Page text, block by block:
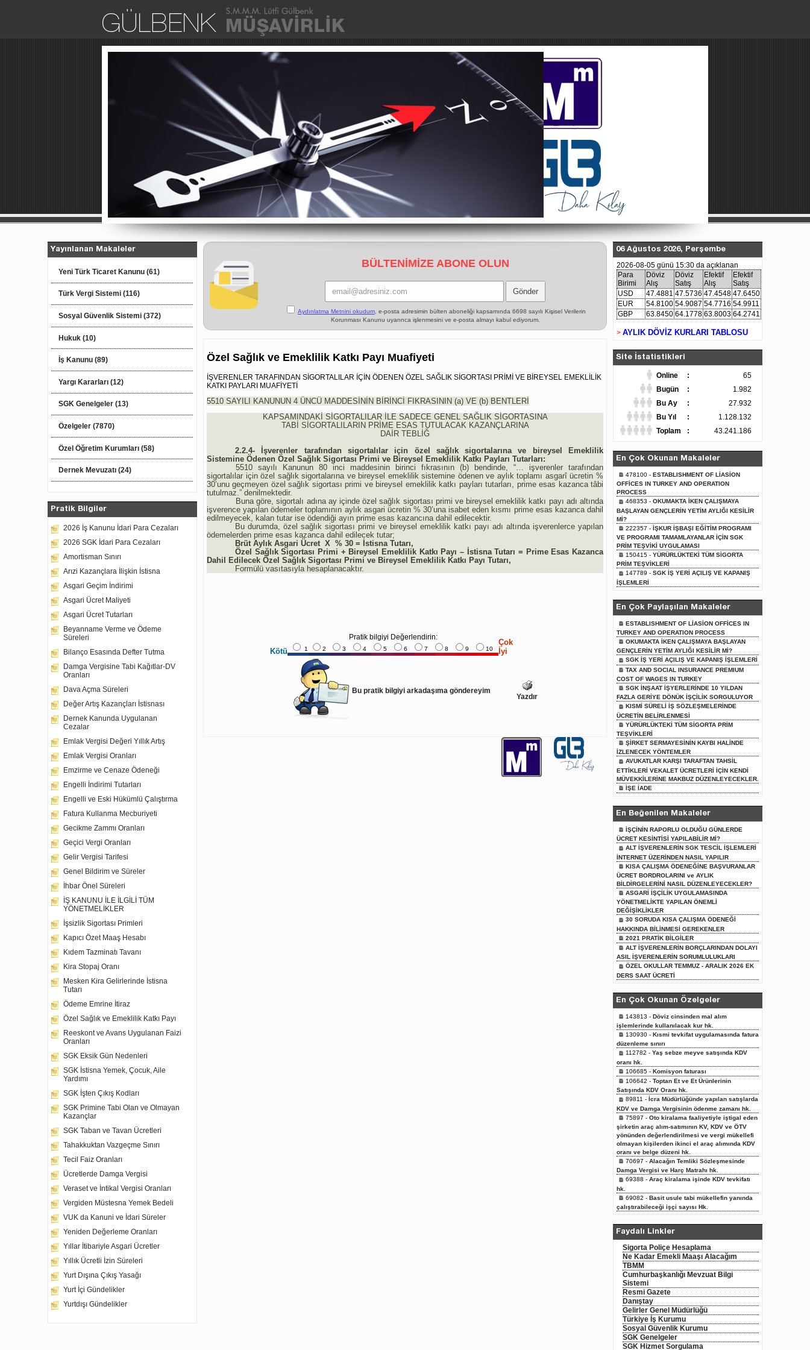
Ana Sayfa Kurumsal Fotoğraflar İletişim
Yayınlanan Makaleler
Yeni Türk Ticaret Kanunu (61)
Türk Vergi Sistemi (116)
Sosyal Güvenlik Sistemi (372)
Hukuk (10)
İş Kanunu (89)
Yargı Kararları (12)
SGK Genelgeler (13)
Özelgeler (7870)
Özel Öğretim Kurumları (58)
Dernek Mevuzatı (24)
Pratik Bilgiler
2026 İş Kanunu İdari Para Cezaları
2026 SGK İdari Para Cezaları
Amortisman Sınırı
Arızi Kazançlara İlişkin İstisna
Asgari Geçim İndirimi
Asgari Ücret Maliyeti
Asgari Ücret Tutarları
Beyanname Verme ve Ödeme
Süreleri
Bilanço Esasında Defter Tutma
Damga Vergisine Tabi Kağıtlar-DV
Oranları
Dava Açma Süreleri
Değer Artış Kazançları İstisnası
Dernek Kanunda Uygulanan
Cezalar
Emlak Vergisi Değeri Yıllık Artış
Emlak Vergisi Oranları
Emzirme ve Cenaze Ödeneği
Engelli İndirimi Tutarları
Engelli ve Eski Hükümlü Çalıştırma
Fatura Kullanma Mecburiyeti
Gecikme Zammı Oranları
Geçici Vergi Oranları
Gelir Vergisi Tarifesi
Genel Bildirim ve Süreler
İhbar Önel Süreleri
İŞ KANUNU İLE İLGİLİ TÜM
YÖNETMELİKLER
İşsizlik Sigortası Primleri
Kapıcı Özet Maaş Hesabı
Kıdem Tazminatı Tavanı
Kira Stopaj Oranı
Mesken Kira Gelirlerinde İstisna
Tutarı
Ödeme Emrine İtiraz
Özel Sağlık ve Emeklilik Katkı Payı
Reeskont ve Avans Uygulanan Faizi
Oranları
SGK Eksik Gün Nedenleri
SGK İstisna Yemek, Çocuk, Aile
Yardımı
SGK İşten Çıkış Kodları
SGK Primine Tabi Olan ve Olmayan
Kazançlar
SGK Taban ve Tavan Ücretleri
Tahakkuktan Vazgeçme Sınırı
Tecil Faiz Oranları
Ücretlerde Damga Vergisi
Veraset ve İntikal Vergisi Oranları
Vergiden Müstesna Yemek Bedeli
VUK da Kanuni ve İdari Süreler
Yeniden Değerleme Oranları
Yıllar İtibariyle Asgari Ücretler
Yıllık Ücretli İzin Süreleri
Yurt Dışına Çıkış Yasağı
Yurt İçi Gündelikler
Yurtdışı Gündelikler
BÜLTENİMİZE ABONE OLUN
Aydınlatma Metnini okudum, e-posta adresimin bülten aboneliği kapsamında 6698 sayılı Kişisel Verilerin
Korunması Kanunu uyarınca işlenmesini ve e-posta almayı kabul ediyorum.
Özel Sağlık ve Emeklilik Katkı Payı Muafiyeti
İŞVERENLER TARAFINDAN SİGORTALILAR İÇİN ÖDENEN ÖZEL SAĞLIK SİGORTASI PRİMİ VE BİREYSEL EMEKLİLİK
KATKI PAYLARI MUAFİYETİ
5510 SAYILI KANUNUN 4 ÜNCÜ MADDESİNİN BİRİNCİ FIKRASININ (a) VE (b) BENTLERİ
KAPSAMINDAKİ SİGORTALILAR İLE SADECE GENEL SAĞLIK SİGORTASINA
TABİ SİGORTALILARIN PRİME ESAS TUTULACAK KAZANÇLARINA
DAİR TEBLİĞ
2.2.4- İşverenler tarafından sigortalılar için özel sağlık sigortalarına ve bireysel Emeklilik
Sistemine Ödenen Özel Sağlık Sigortası Primi ve Bireysel Emeklilik Katkı Payları Tutarları:
5510 sayılı Kanunun 80 inci maddesinin birinci fıkrasının (b) bendinde, “… işverenler tarafından
sigortalılar için özel sağlık sigortalarına ve bireysel emeklilik sistemine ödenen ve aylık toplamı asgarî ücretin %
30’unu geçmeyen özel sağlık sigortası primi ve bireysel emeklilik katkı payları tutarları, prime esas kazanca tâbi
tutulmaz.” denilmektedir.
Buna göre, sigortalı adına ay içinde özel sağlık sigortası primi ve bireysel emeklilik katkı payı adı altında
işverence yapılan ödemeler toplamının aylık asgari ücretin % 30’una isabet eden kısmı prime esas kazanca dahil
edilmeyecek, kalan tutar ise ödendiği ayın prime esas kazancına dahil edilecektir.
Bu durumda, özel sağlık sigortası primi ve bireysel emeklilik katkı payı adı altında işverenlerce yapılan
ödemelerden prime esas kazanca dahil edilecek tutar;
Brüt Aylık Asgari Ücret X % 30 = İstisna Tutarı,
Özel Sağlık Sigortası Primi + Bireysel Emeklilik Katkı Payı – İstisna Tutarı = Prime Esas Kazanca
Dahil Edilecek Özel Sağlık Sigortası Primi ve Bireysel Emeklilik Katkı Payı Tutarı,
Formülü vasıtasıyla hesaplanacaktır.
Kötü
Pratik bilgiyi Değerlendirin:
1 2 3 4 5 6 7 8 9 10
Çok
İyi
Bu pratik bilgiyi arkadaşıma göndereyim
Yazdır
06 Ağustos 2026, Perşembe
2026-08-05 günü 15:30 da açıklanan
Para
Birimi
Döviz
Alış
Döviz
Satış
Efektif
Alış
Efektif
Satış
USD
47.4881 47.5736 47.4548 47.6450
EUR
54.8100 54.9087 54.7716 54.9911
GBP
63.8450 64.1778 63.8003 64.2741
> AYLIK DÖVİZ KURLARI TABLOSU
Site İstatistikleri
Online :
65
Bugün
:
1.982
Bu Ay
:
27.932
Bu Yıl
:
1.128.132
Toplam
: 43.241.186
En Çok Okunan Makaleler
478100 - ESTABLISHMENT OF LİASİON
OFFİCES IN TURKEY AND OPERATION
PROCESS
468353 - OKUMAKTA İKEN ÇALIŞMAYA
BAŞLAYAN GENÇLERİN YETİM AYLIĞI KESİLİR
Mİ?
222357 - İŞKUR İŞBAŞI EĞİTİM PROGRAMI
VE PROGRAMI TAMAMLAYANLAR İÇİN SGK
PRİM TEŞVİKİ UYGULAMASI
150415 - YÜRÜRLÜKTEKİ TÜM SİGORTA
PRİM TEŞVİKLERİ
147789 - SGK İŞ YERİ AÇILIŞ VE KAPANIŞ
İŞLEMLERİ
En Çok Paylaşılan Makaleler
ESTABLISHMENT OF LİASİON OFFİCES IN
TURKEY AND OPERATION PROCESS
OKUMAKTA İKEN ÇALIŞMAYA BAŞLAYAN
GENÇLERİN YETİM AYLIĞI KESİLİR Mİ?
SGK İŞ YERİ AÇILIŞ VE KAPANIŞ İŞLEMLERİ
TAX AND SOCIAL INSURANCE PREMIUM
COST OF WAGES IN TURKEY
SGK İNŞAAT İŞYERLERİNDE 10 YILDAN
FAZLA GERİYE DÖNÜK İŞÇİLİK SORGULUYOR
KISMİ SÜRELİ İŞ SÖZLEŞMELERİNDE
ÜCRETİN BELİRLENMESİ
YÜRÜRLÜKTEKİ TÜM SİGORTA PRİM
TEŞVİKLERİ
ŞİRKET SERMAYESİNİN KAYBI HALİNDE
İZLENECEK YÖNTEMLER
AVUKATLAR KARŞI TARAFTAN TAHSİL
ETTİKLERİ VEKALET ÜCRETLERİ İÇİN KENDİ
MÜVEKKİLERİNE MAKBUZ DÜZENLEYECEKLER.
İŞE İADE
En Beğenilen Makaleler
İŞÇİNİN RAPORLU OLDUĞU GÜNLERDE
ÜCRET KESİNTİSİ YAPILABİLİR Mİ?
ALT İŞVERENLERİN SGK TESCİL İŞLEMLERİ
İNTERNET ÜZERİNDEN NASIL YAPILIR
KISA ÇALIŞMA ÖDENEĞİNE BAŞVURANLAR
ÜCRET BORDROLARINI ve AYLIK
BİLDİRGELERİNİ NASIL DÜZENLEYECEKLER?
ASGARİ İŞÇİLİK UYGULAMASINDA
YÖNETMELİKTE YAPILAN ÖNEMLİ
DEĞİŞİKLİKLER
30 SORUDA KISA ÇALIŞMA ÖDENEĞİ
HAKKINDA BİLİNMESİ GEREKENLER
2021 PRATİK BİLGİLER
ALT İŞVERENLERİN BORÇLARINDAN DOLAYI
ASIL İŞVERENLERİN SORUMLULUKLARI
ÖZEL OKULLAR TEMMUZ - ARALIK 2026 EK
DERS SAAT ÜCRETİ
En Çok Okunan Özelgeler
143813 - Döviz cinsinden mal alım
işlemlerinde kullanılacak kur hk.
130930 - Kısmi tevkifat uygulamasında fatura
düzenleme sınırı
112782 - Yaş sebze meyve satışında KDV
oranı hk.
106685 - Komisyon faturası
106642 - Toptan Et ve Et Ürünlerinin
Satışında KDV Oranı hk.
89811 - İcra Müdürlüğünde yapılan satışlarda
KDV ve Damga Vergisinin ödenme zamanı hk.
75897 - Oto kiralama faaliyetiyle iştigal eden
şirketin araç alım-satımının KV, KDV ve ÖTV
yönünden değerlendirilmesi ve vergi mükellefi
olmayan kişilerden ikinci el araç alımında KDV
oranı ve belge düzeni hk.
70697 - Alacağın Temliki Sözleşmesinde
Damga Vergisi ve Harç Matrahı hk.
69388 - Araç kiralama işinde KDV tevkifatı
hk.
69082 - Basit usule tabi mükellefin yanında
çalıştırabileceği işçi sayısı Hk.
Faydalı Linkler
Sigorta Poliçe Hesaplama
Ne Kadar Emekli Maaşı Alacağım
TBMM
Cumhurbaşkanlığı Mevzuat Bilgi
Sistemi
Resmi Gazete
Danıştay
Gelirler Genel Müdürlüğü
Türkiye İş Kurumu
Sosyal Güvenlik Kurumu
SGK Genelgeler
SGK Hizmet Sorgulama